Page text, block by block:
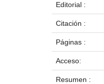
Editorial :
Citación :
Páginas :
Acceso:
Resumen :